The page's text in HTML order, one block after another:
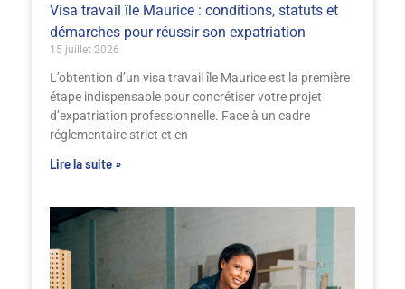
Visa travail île Maurice : conditions, statuts et
démarches pour réussir son expatriation
15 juillet 2026
L’obtention d’un visa travail île Maurice est la première
étape indispensable pour concrétiser votre projet
d’expatriation professionnelle. Face à un cadre
réglementaire strict et en
Lire la suite »